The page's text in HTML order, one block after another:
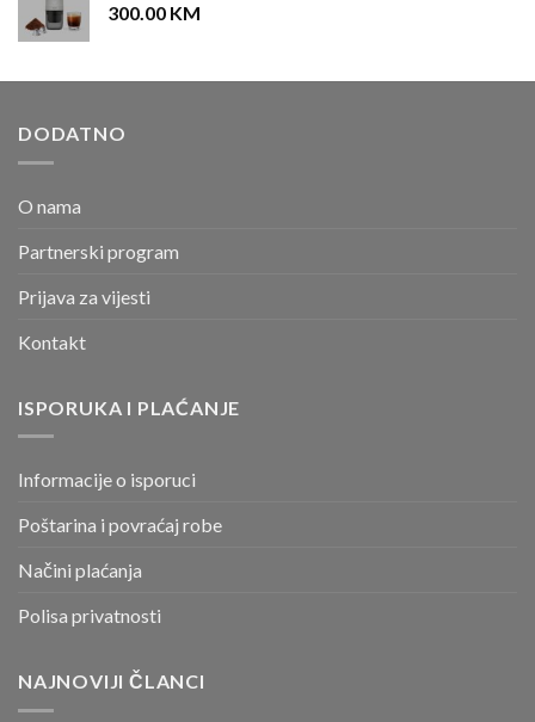
300.00 KM
DODATNO
O nama
Partnerski program
Prijava za vijesti
Kontakt
ISPORUKA I PLAĆANJE
Informacije o isporuci
Poštarina i povraćaj robe
Načini plaćanja
Polisa privatnosti
NAJNOVIJI ČLANCI